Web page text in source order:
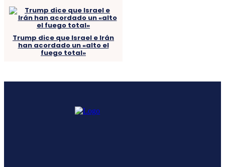
Trump dice que Israel e Irán
han acordado un «alto el
fuego total»